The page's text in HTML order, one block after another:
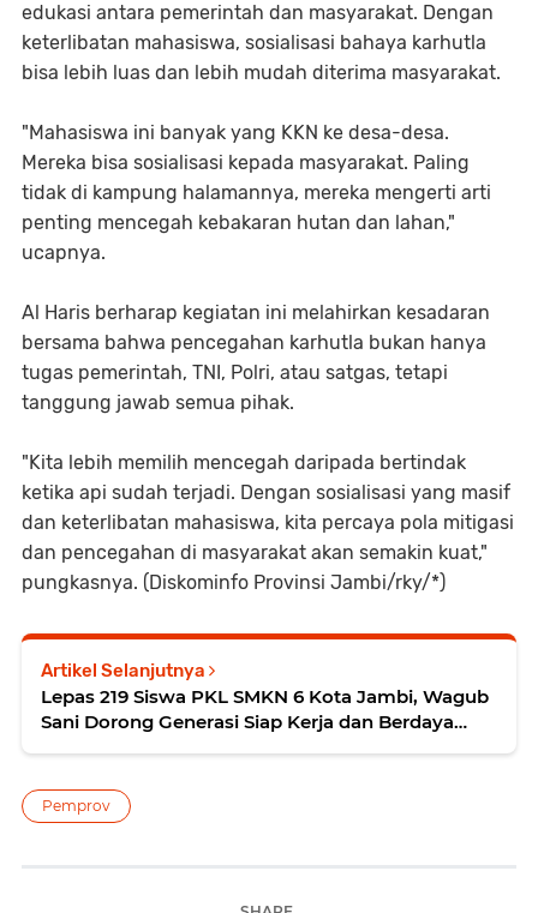
edukasi antara pemerintah dan masyarakat. Dengan
keterlibatan mahasiswa, sosialisasi bahaya karhutla
bisa lebih luas dan lebih mudah diterima masyarakat.
"Mahasiswa ini banyak yang KKN ke desa-desa.
Mereka bisa sosialisasi kepada masyarakat. Paling
tidak di kampung halamannya, mereka mengerti arti
penting mencegah kebakaran hutan dan lahan,"
ucapnya.
Al Haris berharap kegiatan ini melahirkan kesadaran
bersama bahwa pencegahan karhutla bukan hanya
tugas pemerintah, TNI, Polri, atau satgas, tetapi
tanggung jawab semua pihak.
"Kita lebih memilih mencegah daripada bertindak
ketika api sudah terjadi. Dengan sosialisasi yang masif
dan keterlibatan mahasiswa, kita percaya pola mitigasi
dan pencegahan di masyarakat akan semakin kuat,"
pungkasnya. (Diskominfo Provinsi Jambi/rky/*)
Artikel Selanjutnya
Lepas 219 Siswa PKL SMKN 6 Kota Jambi, Wagub
Sani Dorong Generasi Siap Kerja dan Berdaya
Pemprov